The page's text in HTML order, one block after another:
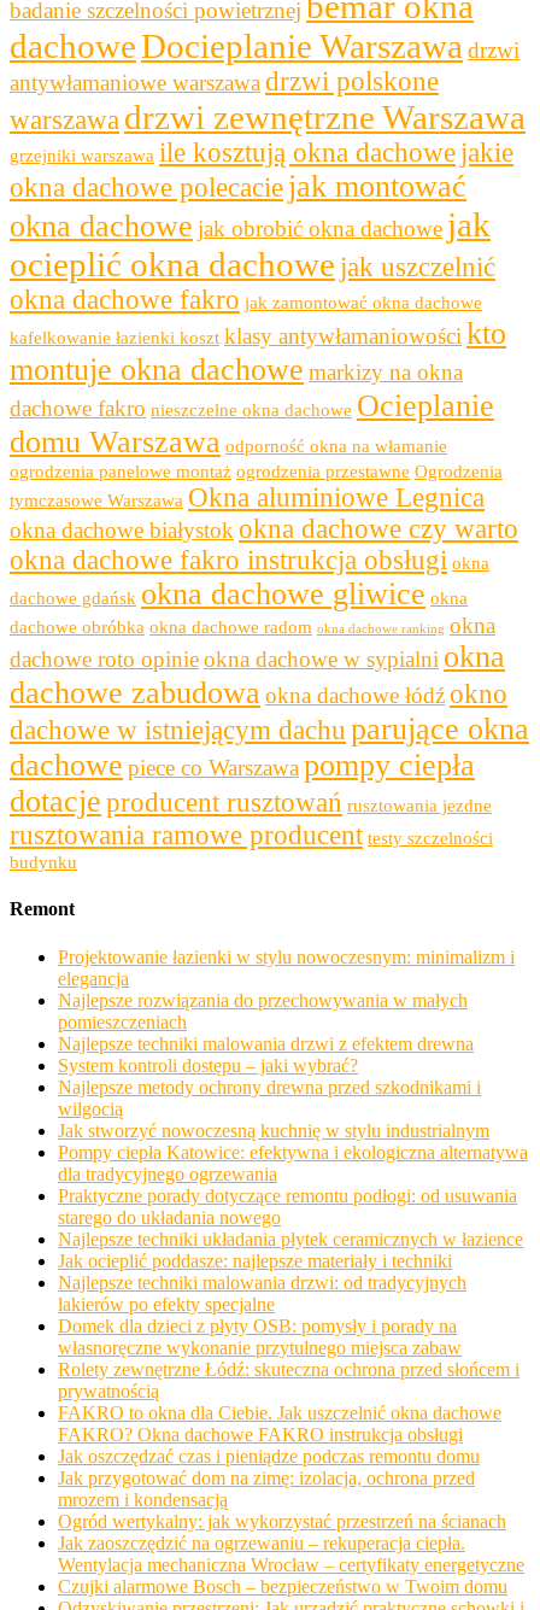
badanie szczelności powietrznej
dachoweDocieplanie Warszawa drzwi
antywłamaniowe warszawadrzwi polskone
warszawa drzwi zewnętrzne Warszawa
grzejniki warszawa ile kosztują okna dachowe jakie
okna dachowe polecacie jak montować
okna dachowe jak obrobić okna dachowe jak
ocieplić okna dachowe jak uszczelnić
okna dachowe fakro jak zamontować okna dachowe
kafelkowanie łazienki koszt klasy antywłamaniowościkto
montuje okna dachowe markizy na okna
dachowe fakro nieszczelne okna dachowe Ocieplanie
domu Warszawa odporność okna na włamanie
ogrodzenia panelowe montaż ogrodzenia przestawne Ogrodzenia
tymczasowe Warszawa Okna aluminiowe Legnica
okna dachowe białystokokna dachowe czy warto
okna dachowe fakro instrukcja obsługi okna
dachowe gdańsk okna dachowe gliwice okna
dachowe obróbka okna dachowe radom okna dachowe ranking okna
dachowe roto opinieokna dachowe w sypialni okna
dachowe zabudowaokna dachowe łódźokno
dachowe w istniejącym dachu parujące okna
dachowe piece co Warszawapompy ciepła
dotacje producent rusztowań rusztowania jezdne
rusztowania ramowe producent testy szczelności
budynku
Remont
Projektowanie łazienki w stylu nowoczesnym: minimalizm i
elegancja
Najlepsze rozwiązania do przechowywania w małych
pomieszczeniach
Najlepsze techniki malowania drzwi z efektem drewna
System kontroli dostępu – jaki wybrać?
Najlepsze metody ochrony drewna przed szkodnikami i
wilgocią
Jak stworzyć nowoczesną kuchnię w stylu industrialnym
Pompy ciepła Katowice: efektywna i ekologiczna alternatywa
dla tradycyjnego ogrzewania
Praktyczne porady dotyczące remontu podłogi: od usuwania
starego do układania nowego
Najlepsze techniki układania płytek ceramicznych w łazience
Jak ocieplić poddasze: najlepsze materiały i techniki
Najlepsze techniki malowania drzwi: od tradycyjnych
lakierów po efekty specjalne
Domek dla dzieci z płyty OSB: pomysły i porady na
własnoręczne wykonanie przytulnego miejsca zabaw
Rolety zewnętrzne Łódź: skuteczna ochrona przed słońcem i
prywatnością
FAKRO to okna dla Ciebie. Jak uszczelnić okna dachowe
FAKRO? Okna dachowe FAKRO instrukcja obsługi
Jak oszczędzać czas i pieniądze podczas remontu domu
Jak przygotować dom na zimę: izolacja, ochrona przed
mrozem i kondensacją
Ogród wertykalny: jak wykorzystać przestrzeń na ścianach
Jak zaoszczędzić na ogrzewaniu – rekuperacja ciepła.
Wentylacja mechaniczna Wrocław – certyfikaty energetyczne
Czujki alarmowe Bosch – bezpieczeństwo w Twoim domu